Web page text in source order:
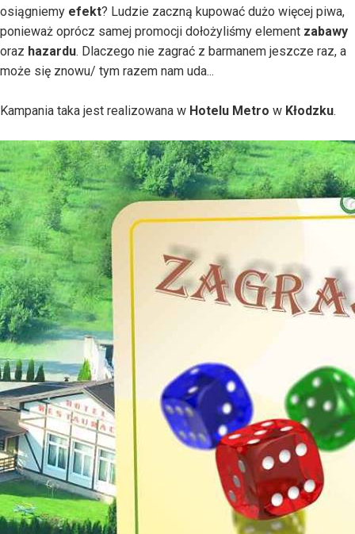
osiągniemy efekt? Ludzie zaczną kupować dużo więcej piwa,
ponieważ oprócz samej promocji dołożyliśmy element zabawy
oraz hazardu. Dlaczego nie zagrać z barmanem jeszcze raz, a
może się znowu/ tym razem nam uda...
Kampania taka jest realizowana w Hotelu Metro w Kłodzku.